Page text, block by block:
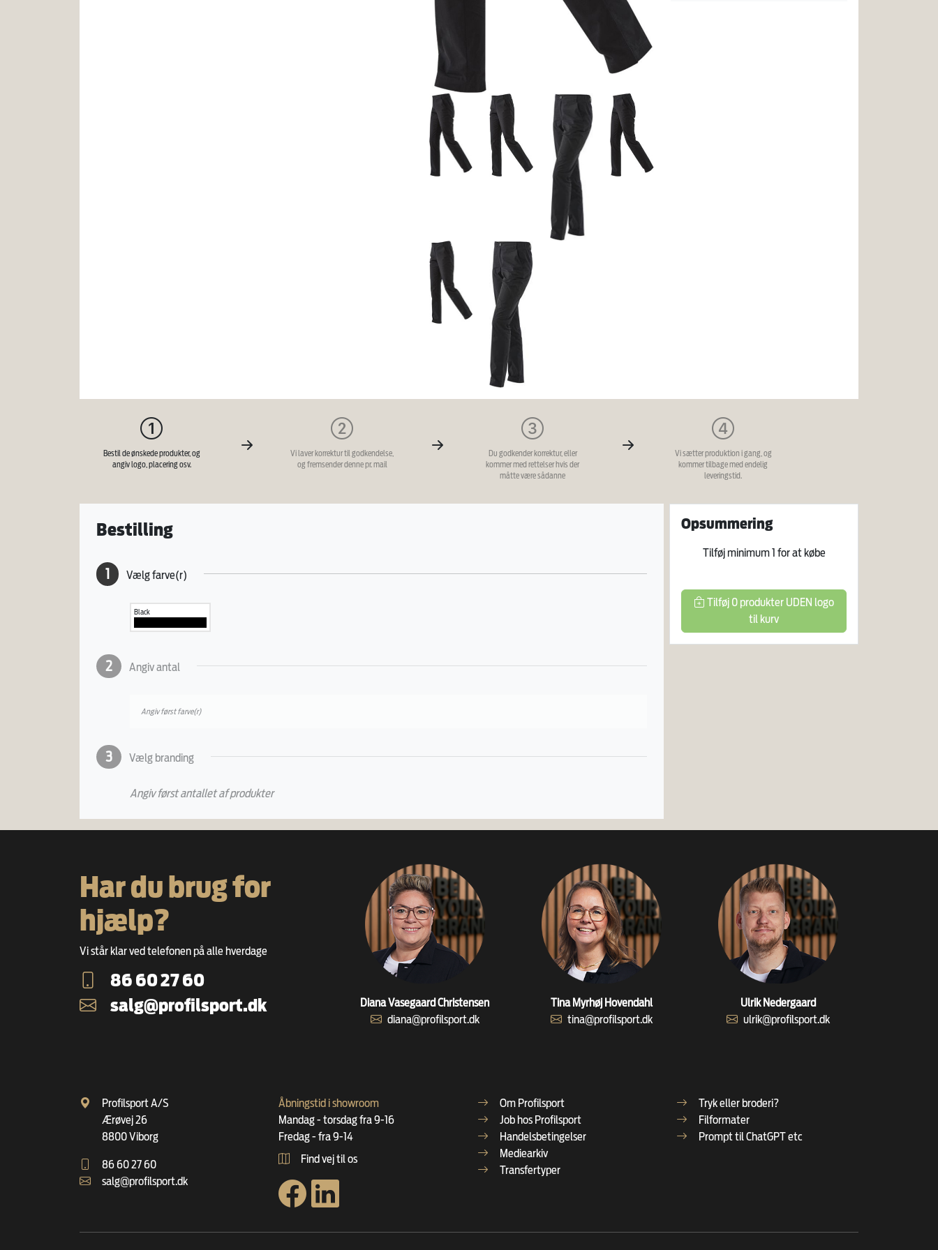
Bestil de ønskede produkter, og
angiv logo, placering osv.
Vi laver korrektur til godkendelse,
og fremsender denne pr. mail
Du godkender korrektur, eller
kommer med rettelser hvis der
måtte være sådanne
Vi sætter produktion i gang, og
kommer tilbage med endelig
leveringstid.
Bestilling
1 Vælg farve(r)
Black
2 Angiv antal
Angiv først farve(r)
3 Vælg branding
Angiv først antallet af produkter
Opsummering
Tilføj minimum1 for at købe
Tilføj 0 produkter UDEN logo
til kurv
Har du brug for
hjælp?
Vi står klar ved telefonen på alle hverdage
86 60 27 60
salg@profilsport.dk
Diana Vasegaard Christensen
diana@profilsport.dk
Tina Myrhøj Hovendahl
tina@profilsport.dk
Ulrik Nedergaard
ulrik@profilsport.dk
Profilsport A/S
Ærøvej 26
8800 Viborg
86 60 27 60
salg@profilsport.dk
Åbningstid i showroom
Mandag - torsdag fra 9-16
Fredag - fra 9-14
Find vej til os
Om Profilsport
Job hos Profilsport
Handelsbetingelser
Mediearkiv
Transfertyper
Tryk eller broderi?
Filformater
Prompt til ChatGPT etc